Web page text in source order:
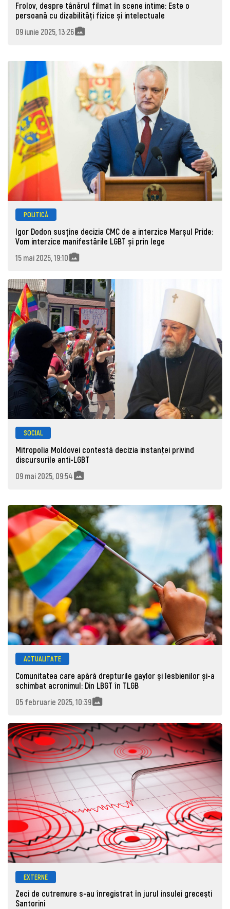
Frolov, despre tânărul filmat în scene intime: Este o
persoană cu dizabilități fizice și intelectuale
09 iunie 2025, 13:26
POLITICĂ
Igor Dodon susține decizia CMC de a interzice Marșul Pride:
Vom interzice manifestările LGBT și prin lege
15 mai 2025, 19:10
SOCIAL
Mitropolia Moldovei contestă decizia instanței privind
discursurile anti-LGBT
09 mai 2025, 09:54
ACTUALITATE
Comunitatea care apără drepturile gaylor și lesbienilor și-a
schimbat acronimul: Din LBGT în TLGB
05 februarie 2025, 10:39
EXTERNE
Zeci de cutremure s-au înregistrat în jurul insulei greceşti
Santorini